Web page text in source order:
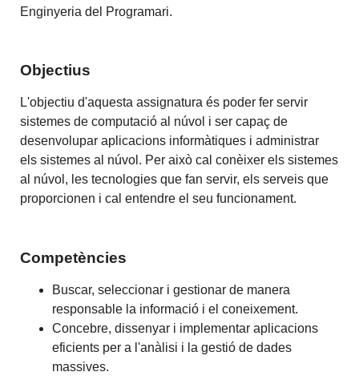
Enginyeria del Programari.
Objectius
L'objectiu d'aquesta assignatura és poder fer servir
sistemes de computació al núvol i ser capaç de
desenvolupar aplicacions informàtiques i administrar
els sistemes al núvol. Per això cal conèixer els sistemes
al núvol, les tecnologies que fan servir, els serveis que
proporcionen i cal entendre el seu funcionament.
Competències
Buscar, seleccionar i gestionar de manera
responsable la informació i el coneixement.
Concebre, dissenyar i implementar aplicacions
eficients per a l'anàlisi i la gestió de dades
massives.